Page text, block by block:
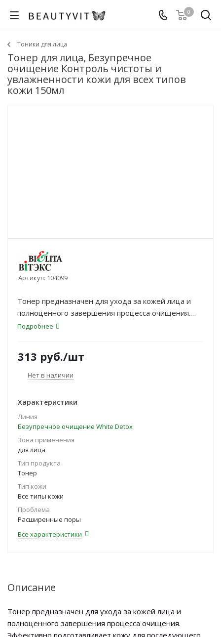
0
Тоники для лица
Тонер для лица, Безупречное
очищение Контроль чистоты и
увлажненности кожи для всех типов
кожи 150мл
Артикул: 104099
Тонер предназначен для ухода за кожей лица и
полноценного завершения процесса очищения.
<b>Эффективно подготавливает кожу для
обладают себорегулирующим действием,
улучшают состояние кожи, возвращая лицу
Подробнее
313 руб./шт
Нет в наличии
Характеристики
Линия
Безупречное очищение White Detox
Зона применения
для лица
Тип продукта
Тонер
Тип кожи
Все типы кожи
Проблема
Расширенные поры
Все характеристики
Описание
Тонер предназначен для ухода за кожей лица и
полноценного завершения процесса очищения.
Эффективно подготавливает кожу для последующего